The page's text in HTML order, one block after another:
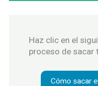
Haz clic en el
proceso de sacar
Cómo sacar